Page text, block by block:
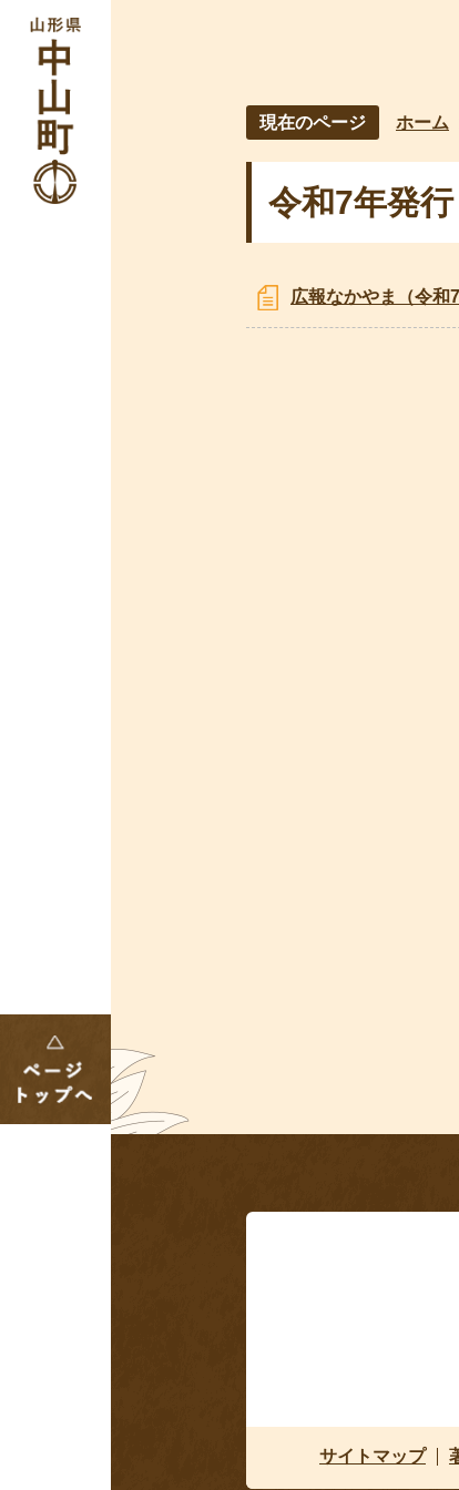
現在のページ ホーム
令和7年発行
広報なかやま（令和
サイトマップ